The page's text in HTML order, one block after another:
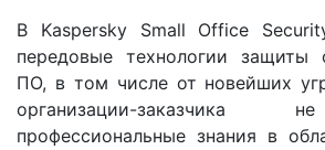
В Kaspersky Small Office
передовые технологии защиты
ПО, в том числе от новейших
организации-заказчика
профессиональные знания в